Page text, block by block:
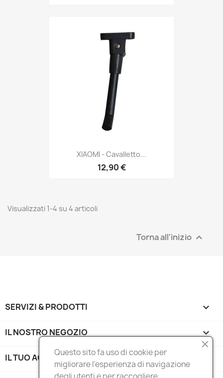
XIAOMI - Cavalletto...
12,90 €
Visualizzati 1-4 su 4 articoli
Torna all'inizio 
SERVIZI & PRODOTTI 
IL NOSTRO NEGOZIO 
IL TUO ACCOUNTQuesto sito fa uso di cookie per
migliorare l’esperienza di navigazione